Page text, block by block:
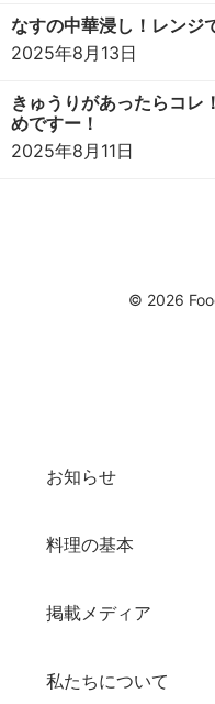
なすの中華浸し！レンジ
2025年8月13日
きゅうりがあったらコレ
めですー！
2025年8月11日
© 2026
お知らせ
料理の基本
掲載メディア
私たちについて